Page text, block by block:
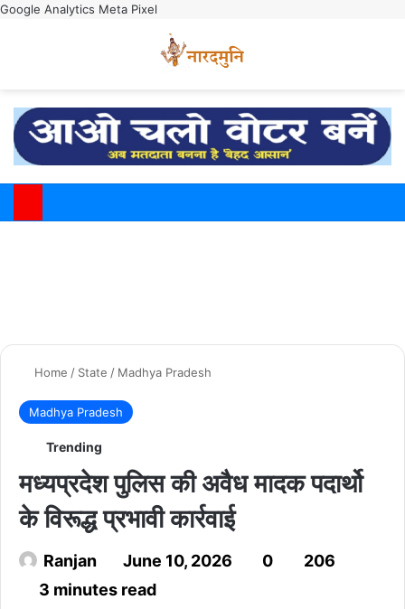
Google Analytics Meta Pixel
Home / State / Madhya Pradesh
Madhya Pradesh
Trending
मध्यप्रदेश पुलिस की अवैध मादक पदार्थो
के विरूद्ध प्रभावी कार्रवाई
Ranjan June 10, 2026 0
206
3 minutes read